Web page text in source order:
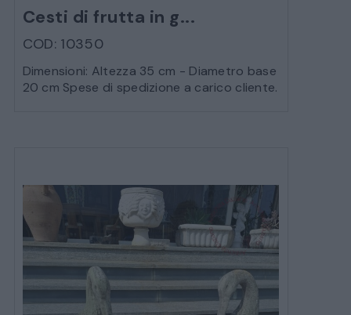
Cesti di frutta in g...
COD: 10350
Dimensioni: Altezza 35 cm - Diametro base
20 cm Spese di spedizione a carico cliente.